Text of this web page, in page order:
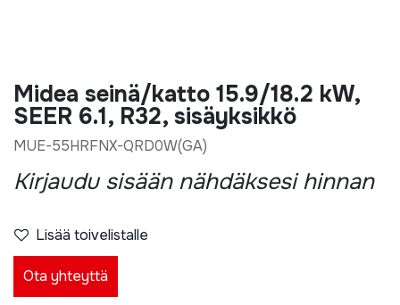
Midea seinä/katto 15.9/18.2 kW,
SEER 6.1, R32, sisäyksikkö
MUE-55HRFNX-QRD0W(GA)
Kirjaudu sisään nähdäksesi hinnan
Lisää toivelistalle
Ota yhteyttä